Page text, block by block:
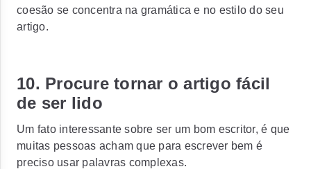
coesão se concentra na gramática e no estilo do seu
artigo.
10. Procure tornar o artigo fácil
de ser lido
Um fato interessante sobre ser um bom escritor, é que
muitas pessoas acham que para escrever bem é
preciso usar palavras complexas.